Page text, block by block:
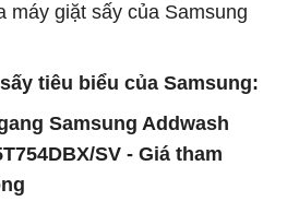
máy giặt sấy của Samsung
tiêu biểu của Samsung:
Samsung Addwash
SV - Giá tham